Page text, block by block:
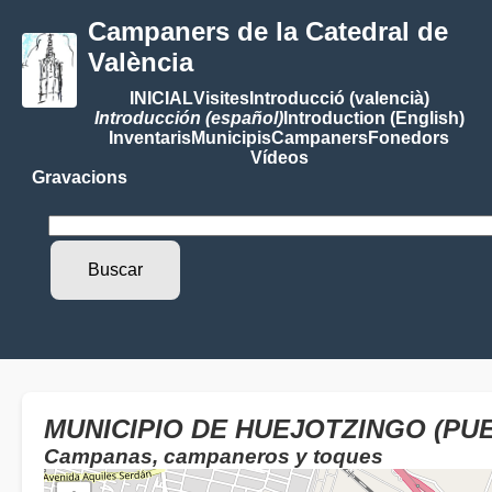
Campaners de la Catedral de
València
INICIALVisitesIntroducció (valencià)
Introducción (español)Introduction (English)
InventarisMunicipisCampanersFonedors
Vídeos
Gravacions
MUNICIPIO DE HUEJOTZINGO
Campanas, campaneros y toques